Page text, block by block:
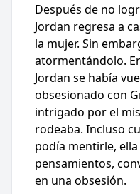
Después de no
Jordan regresa a
la mujer. Sin
atormentándolo.
Jordan se había
obsesionado con
intrigado por el
rodeaba. Incluso
podía mentirle,
pensamientos,
en una obsesión.